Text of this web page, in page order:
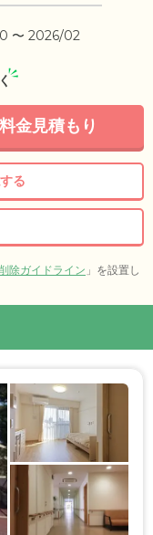
〜 2026/02
料金見積もり
る
除ガイドライン 」を設置し